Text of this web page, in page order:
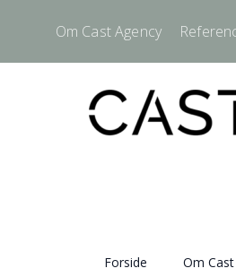
Om Cast Agency
Forside Om